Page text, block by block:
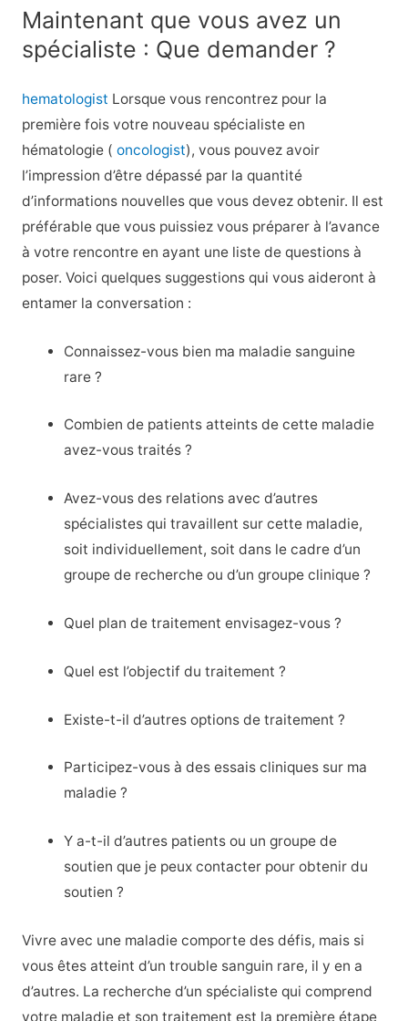
Maintenant que vous avez un
spécialiste : Que demander ?
hematologist Lorsque vous rencontrez pour la
première fois votre nouveau spécialiste en
hématologie ( oncologist), vous pouvez avoir
l’impression d’être dépassé par la quantité
d’informations nouvelles que vous devez obtenir. Il est
préférable que vous puissiez vous préparer à l’avance
à votre rencontre en ayant une liste de questions à
poser. Voici quelques suggestions qui vous aideront à
entamer la conversation :
Connaissez-vous bien ma maladie sanguine
rare ?
Combien de patients atteints de cette maladie
avez-vous traités ?
Avez-vous des relations avec d’autres
spécialistes qui travaillent sur cette maladie,
soit individuellement, soit dans le cadre d’un
groupe de recherche ou d’un groupe clinique ?
Quel plan de traitement envisagez-vous ?
Quel est l’objectif du traitement ?
Existe-t-il d’autres options de traitement ?
Participez-vous à des essais cliniques sur ma
maladie ?
Y a-t-il d’autres patients ou un groupe de
soutien que je peux contacter pour obtenir du
soutien ?
Vivre avec une maladie comporte des défis, mais si
vous êtes atteint d’un trouble sanguin rare, il y en a
d’autres. La recherche d’un spécialiste qui comprend
votre maladie et son traitement est la première étape